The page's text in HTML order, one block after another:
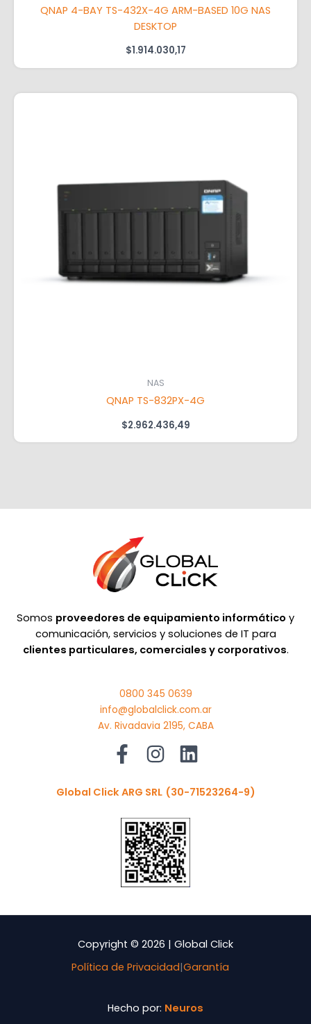
QNAP 4-BAY TS-432X-4G ARM-BASED 10G NAS
DESKTOP
$1.914.030,17
NAS
QNAP TS-832PX-4G
$2.962.436,49
Somos proveedores de equipamiento informático y
comunicación, servicios y soluciones de IT para
clientes particulares, comerciales y corporativos.
0800 345 0639
info@globalclick.com.ar
Av. Rivadavia 2195, CABA
Global Click ARG SRL (30-71523264-9)
Copyright © 2026 | Global Click
Política de Privacidad|Garantía
Hecho por: Neuros